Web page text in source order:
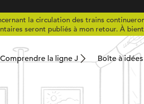
la circulation des trains
seront publiés à mon retour. À
Comprendre la ligne J Boîte à idées